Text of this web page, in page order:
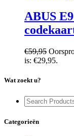
ABUS
€59,95
is: €29,95.
Wat zoekt u?
Categorieën